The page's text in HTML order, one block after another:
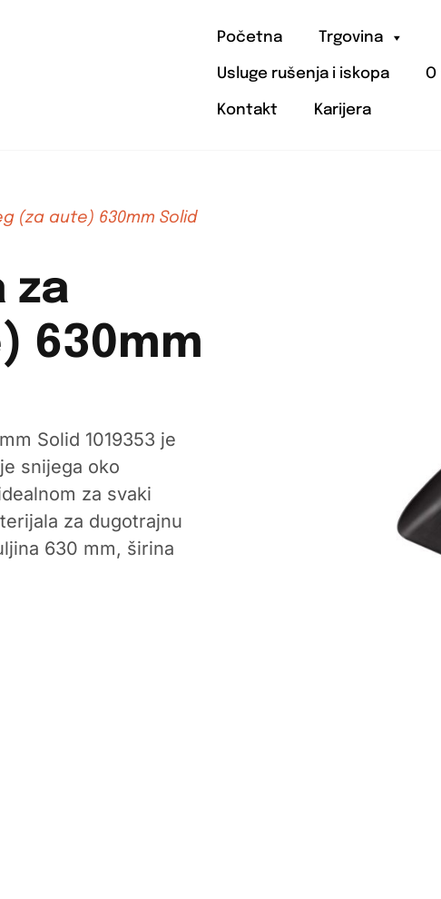
Početna Trgovina
Usluge rušenja i iskopa O
Kontakt Karijera
(za aute) 630mm Solid
za
630mm
Solid 1019353 je
snijega oko
za svaki
za dugotrajnu
630 mm, širina